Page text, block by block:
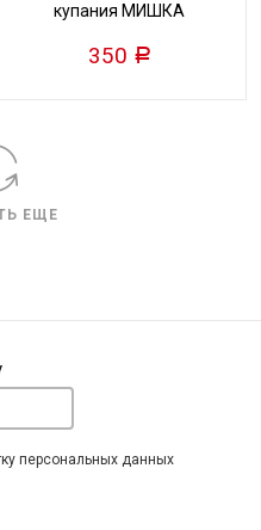
купания МИШКА
350 Р
ЕЩЕ
персональных данных